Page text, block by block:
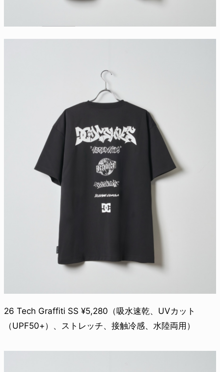
26 Tech Graffiti SS ¥5,280（吸水速乾、UVカット
（UPF50+）、ストレッチ、接触冷感、水陸両用）